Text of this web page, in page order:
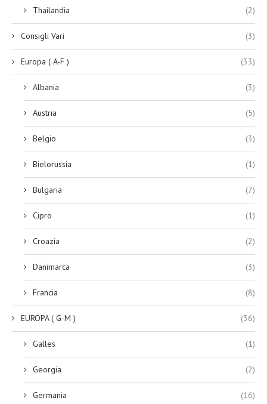
Thailandia (2)
Consigli Vari (3)
Europa ( A-F ) (33)
Albania (3)
Austria (5)
Belgio (3)
Bielorussia (1)
Bulgaria (7)
Cipro (1)
Croazia (2)
Danimarca (3)
Francia (8)
EUROPA ( G-M ) (36)
Galles (1)
Georgia (2)
Germania (16)